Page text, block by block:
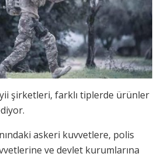
şirketleri, farklı tiplerde ürünler
askeri kuvvetlere, polis
ve devlet kurumlarına